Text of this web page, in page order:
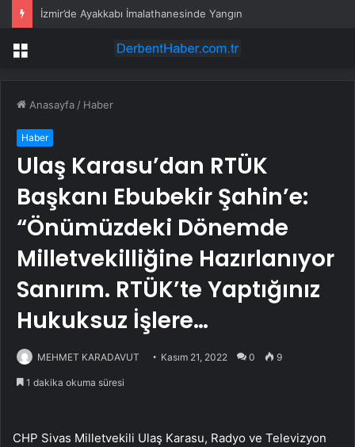
İzmir’de Ayakkabı İmalathanesinde Yangın
Menü
Anasayfa / Haber
Haber
Ulaş Karasu’dan RTÜK
Başkanı Ebubekir Şahin’e:
“Önümüzdeki Dönemde
Milletvekilliğine Hazırlanıyor
Sanırım. RTÜK’te Yaptığınız
Hukuksuz İşlere…
MEHMET KARADAVUT Kasım 21, 2022 0 9
1 dakika okuma süresi
CHP Sivas Milletvekili Ulaş Karasu, Radyo ve Televizyon